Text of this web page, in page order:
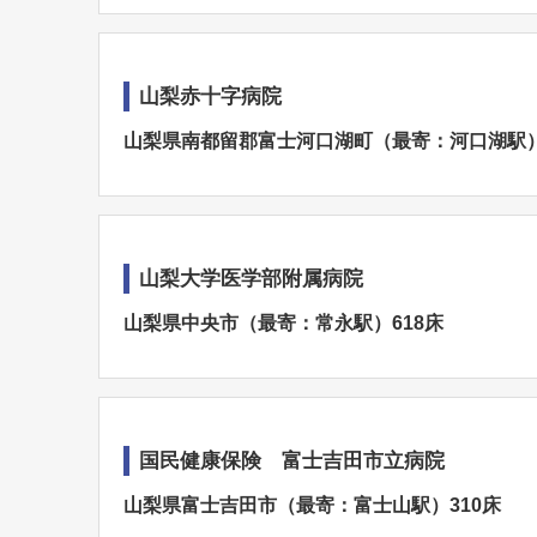
山梨赤十字病院
山梨県南都留郡富士河口湖町（最寄：河口湖駅
山梨大学医学部附属病院
山梨県中央市（最寄：常永駅）618床
国民健康保険 富士吉田市立病院
山梨県富士吉田市（最寄：富士山駅）310床